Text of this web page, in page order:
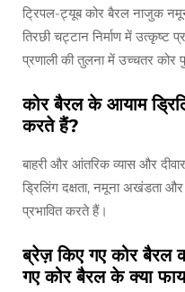
ट्रिपल-ट्यूब कोर बैरल नाजुक
तिरछी चट्टान निर्माण में उत्कृष्ट
प्रणाली की तुलना में उच्चतर कोर
कोर बैरल के आयाम
करते हैं?
बाहरी और आंतरिक व्यास और
ड्रिलिंग दक्षता, नमूना अखंडता और
प्रभावित करते हैं।
ब्रेज़ किए गए कोर बैरल
गए कोर बैरल के क्या